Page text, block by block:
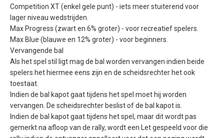
Competition XT (enkel gele punt) - iets meer stuiterend voor
lager niveau wedstrijden.
Max Progress (zwart en 6% groter) - voor recreatief spelers.
Max Blue (blauwe en 12% groter) - voor beginners.
Vervangende bal
Als het spel stil ligt mag de bal worden vervangen indien beide
spelers het hiermee eens zijn en de scheidsrechter het ook
toestaat.
Indien de bal kapot gaat tijdens het spel moet hij worden
vervangen. De scheidsrechter beslist of de bal kapot is.
Indien de bal kapot gaat tijdens het spel, maar dit wordt pas
gemerkt na afloop van de rally, wordt een Let gespeeld voor die